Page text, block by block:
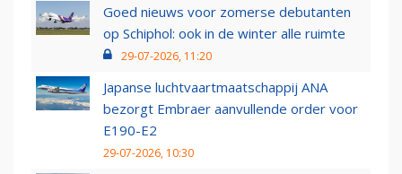
Goed nieuws voor zomerse debutanten
op Schiphol: ook in de winter alle ruimte
29-07-2026, 11:20
Japanse luchtvaartmaatschappij ANA
bezorgt Embraer aanvullende order voor
E190-E2
29-07-2026, 10:30